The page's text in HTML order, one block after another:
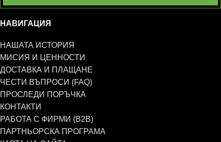
НАВИГАЦИЯ
НАШАТА ИСТОРИЯ
МИСИЯ И ЦЕННОСТИ
ДОСТАВКА И ПЛАЩАНЕ
ЧЕСТИ ВЪПРОСИ (FAQ)
ПРОСЛЕДИ ПОРЪЧКА
КОНТАКТИ
РАБОТА С ФИРМИ (B2B)
ПАРТНЬОРСКА ПРОГРАМА